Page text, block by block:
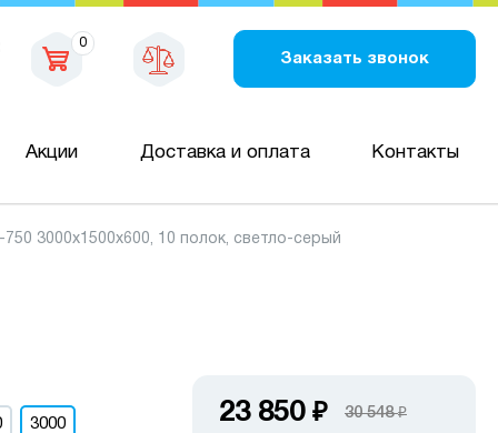
0
Заказать звонок
Акции Доставка и оплата Контакты
3000х1500х600, 10 полок, светло-серый
3000 23 850 ₽ 30 548₽